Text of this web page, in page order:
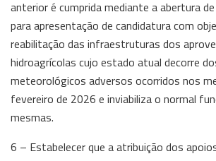
anterior é cumprida mediante a abertura
para apresentação de candidatura com
reabilitação das infraestruturas dos
hidroagrícolas cujo estado atual decorre
meteorológicos adversos ocorridos nos
fevereiro de 2026 e inviabiliza o normal
mesmas.
6 – Estabelecer que a atribuição dos